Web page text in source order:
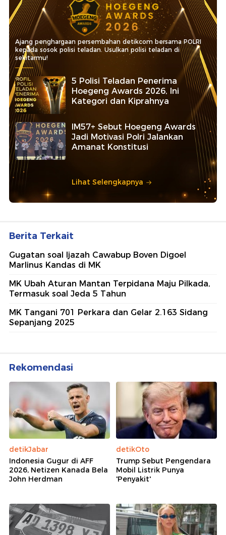
Ajang penghargaan persembahan detikcom bersama POLRI
kepada sosok polisi teladan. Usulkan polisi teladan di
sekitarmu!
5 Polisi Teladan Penerima
Hoegeng Awards 2026, Ini
Kategori dan Kiprahnya
IM57+ Sebut Hoegeng Awards
Jadi Motivasi Polri Jalankan
Amanat Konstitusi
Lihat Selengkapnya
Berita Terkait
Gugatan soal Ijazah Cawabup Boven Digoel
Marlinus Kandas di MK
MK Ubah Aturan Mantan Terpidana Maju Pilkada,
Termasuk soal Jeda 5 Tahun
MK Tangani 701 Perkara dan Gelar 2.163 Sidang
Sepanjang 2025
Rekomendasi
detikJabar
Indonesia Gugur di AFF
2026, Netizen Kanada Bela
John Herdman
detikOto
Trump Sebut Pengendara
Mobil Listrik Punya
'Penyakit'